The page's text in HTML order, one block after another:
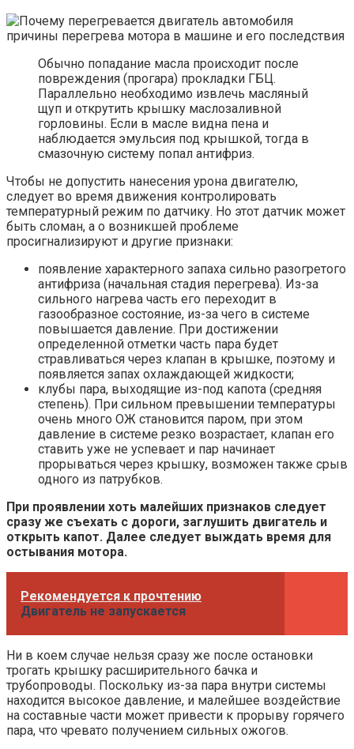
Обычно попадание масла происходит после
повреждения (прогара) прокладки ГБЦ.
Параллельно необходимо извлечь масляный
щуп и открутить крышку маслозаливной
горловины. Если в масле видна пена и
наблюдается эмульсия под крышкой, тогда в
смазочную систему попал антифриз.
Чтобы не допустить нанесения урона двигателю,
следует во время движения контролировать
температурный режим по датчику. Но этот датчик может
быть сломан, а о возникшей проблеме
просигнализируют и другие признаки:
появление характерного запаха сильно разогретого
антифриза (начальная стадия перегрева). Из-за
сильного нагрева часть его переходит в
газообразное состояние, из-за чего в системе
повышается давление. При достижении
определенной отметки часть пара будет
стравливаться через клапан в крышке, поэтому и
появляется запах охлаждающей жидкости;
клубы пара, выходящие из-под капота (средняя
степень). При сильном превышении температуры
очень много ОЖ становится паром, при этом
давление в системе резко возрастает, клапан его
ставить уже не успевает и пар начинает
прорываться через крышку, возможен также срыв
одного из патрубков.
При проявлении хоть малейших признаков следует
сразу же съехать с дороги, заглушить двигатель и
открыть капот. Далее следует выждать время для
остывания мотора.
Рекомендуется к прочтению
Двигатель не запускается
Ни в коем случае нельзя сразу же после остановки
трогать крышку расширительного бачка и
трубопроводы. Поскольку из-за пара внутри системы
находится высокое давление, и малейшее воздействие
на составные части может привести к прорыву горячего
пара, что чревато получением сильных ожогов.